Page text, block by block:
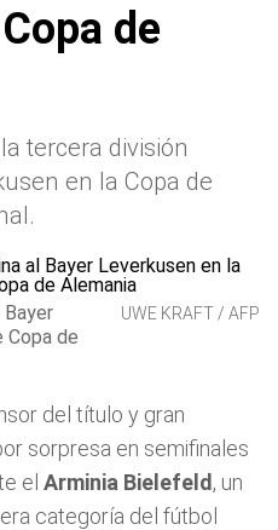
de
tercera división
en la Copa de
Bayer
Copa de
UWE KRAFT / AFP
del título y gran
sorpresa en semifinales
el Arminia Bielefeld , un
categoría del fútbol